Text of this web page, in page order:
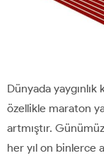
Dünyada
özellikle maraton
artmıştır.
her yıl on binlerce